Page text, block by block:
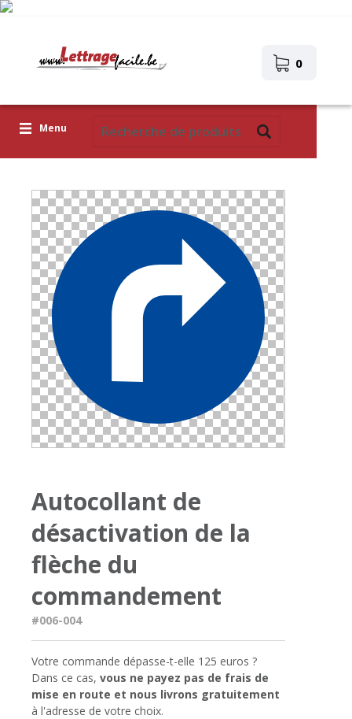
0
Menu
Pictogrammes
Images autocollantes
Téléchargez votre propre conception
Corona Covid-19
Autocollant de
désactivation de la
flèche du
commandement
#006-004
Votre commande dépasse-t-elle 125 euros ?
Dans ce cas,vous ne payez pas de frais de
mise en route et nous livrons gratuitement
à l'adresse de votre choix.